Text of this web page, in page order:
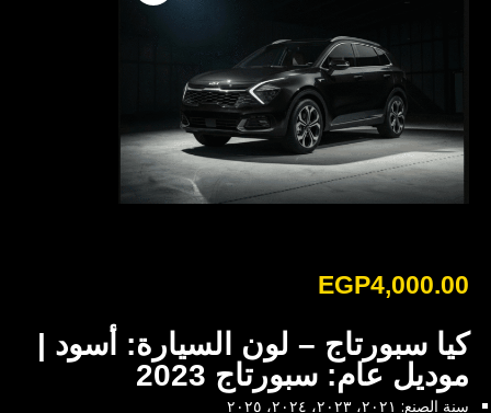
EGP4,000.00
كيا سبورتاج – لون السيارة: أسود |
موديل عام: سبورتاج 2023
سنة الصنع: ٢٠٢١، ٢٠٢٣، ٢٠٢٤، ٢٠٢٥